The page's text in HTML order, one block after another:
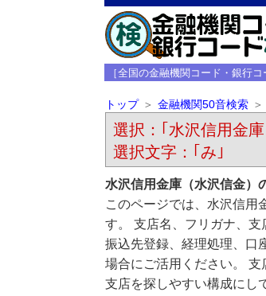
［全国の金融機関コード・銀行
トップ 金融機関50音検索
選択：｢水沢信用金
選択文字：｢み｣
水沢信用金庫（水沢信金）
このページでは、水沢信用
す。 支店名、フリガナ、支
振込先登録、経理処理、口
場合にご活用ください。
支店を探しやすい構成にし